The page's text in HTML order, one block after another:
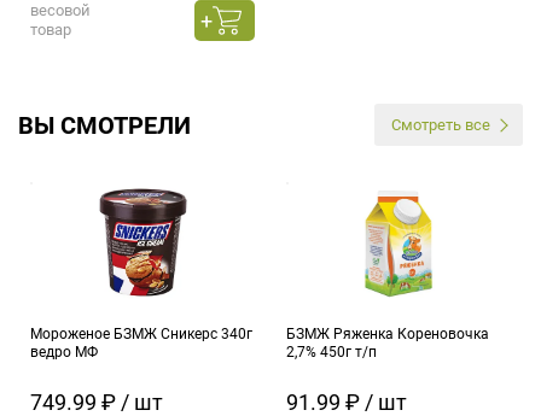
весовой
товар
ВЫ СМОТРЕЛИ Смотреть все
Мороженое БЗМЖ Сникерс 340г
ведро МФ
749.99 ₽ / шт
БЗМЖ Ряженка Кореновочка
2,7% 450г т/п
91.99 ₽ / шт